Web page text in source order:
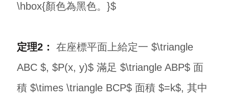
\hbox{顏色為黑色。}$
定理2： 在座標平面上給定一 $\triangle
ABC $, $P(x, y)$ 滿足 $\triangle ABP$ 面
積 $\times \triangle BCP$ 面積 $=k$, 其中